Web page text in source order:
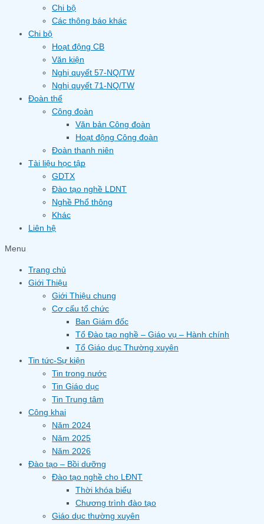
Chi bộ
Các thông báo khác
Chi bộ
Hoạt động CB
Văn kiện
Nghị quyết 57-NQ/TW
Nghị quyết 71-NQ/TW
Đoàn thể
Công đoàn
Văn bản Công đoàn
Hoạt động Công đoàn
Đoàn thanh niên
Tài liệu học tập
GDTX
Đào tạo nghề LDNT
Nghề Phổ thông
Khác
Liên hệ
Menu
Trang chủ
Giới Thiệu
Giới Thiệu chung
Cơ cấu tổ chức
Ban Giám đốc
Tổ Đào tạo nghề – Giáo vụ – Hành chính
Tổ Giáo dục Thường xuyên
Tin tức-Sự kiện
Tin trong nước
Tin Giáo dục
Tin Trung tâm
Công khai
Năm 2024
Năm 2025
Năm 2026
Đào tạo – Bồi dưỡng
Đào tạo nghề cho LĐNT
Thời khóa biểu
Chương trình đào tạo
Giáo dục thường xuyên